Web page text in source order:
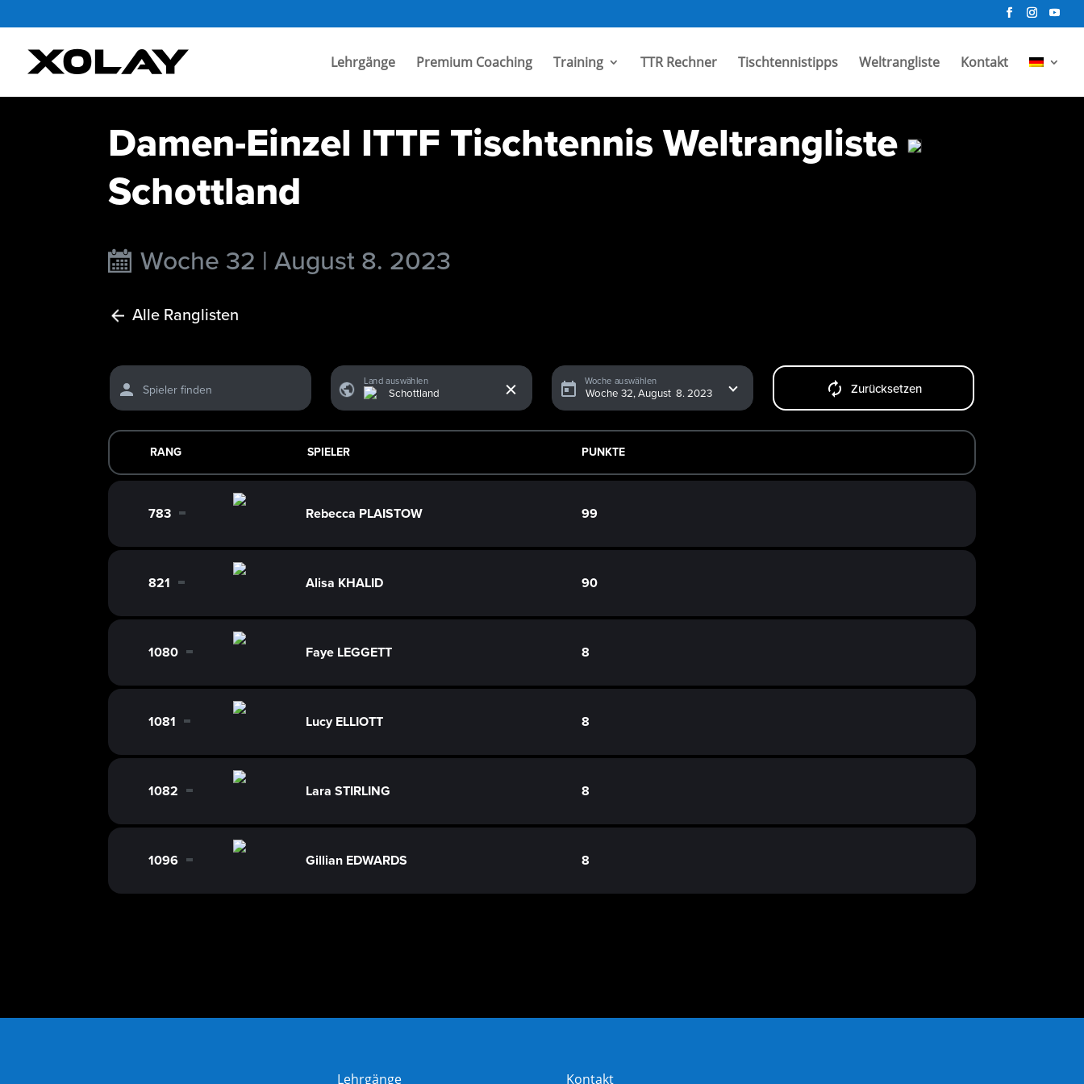
Lehrgänge Premium Coaching Training TTR Rechner Tischtennistipps Weltrangliste Kontakt
Damen-Einzel ITTF Tischtennis Weltrangliste
Schottland
Woche 32 | August 8. 2023
Alle Ranglisten
Spieler finden
Land auswählen Woche auswählen
Zurücksetzen
RANG SPIELER PUNKTE
783 0 Rebecca PLAISTOW 99
821 0 Alisa KHALID 90
1080 0 Faye LEGGETT 8
1081 0 Lucy ELLIOTT 8
1082 0 Lara STIRLING 8
1096 0 Gillian EDWARDS 8
Lehrgänge Kontakt